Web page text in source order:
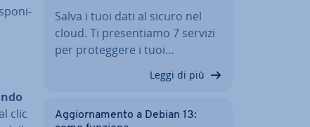
clic
Salva i tuoi dati al sicuro nel
cloud. Ti pre­sen­tia­mo 7 servizi
per pro­teg­ge­re i tuoi…
Leggi di più
Ag­gior­na­men­to a Debian 13: